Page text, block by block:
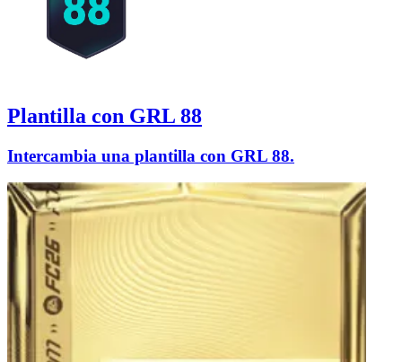
Plantilla con GRL 88
Intercambia una plantilla con GRL 88.